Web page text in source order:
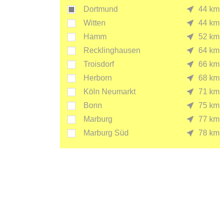
Dortmund
44 km
Witten
44 km
Hamm
52 km
Recklinghausen
64 km
Troisdorf
66 km
Herborn
68 km
Köln Neumarkt
71 km
Bonn
75 km
Marburg
77 km
Marburg Süd
78 km